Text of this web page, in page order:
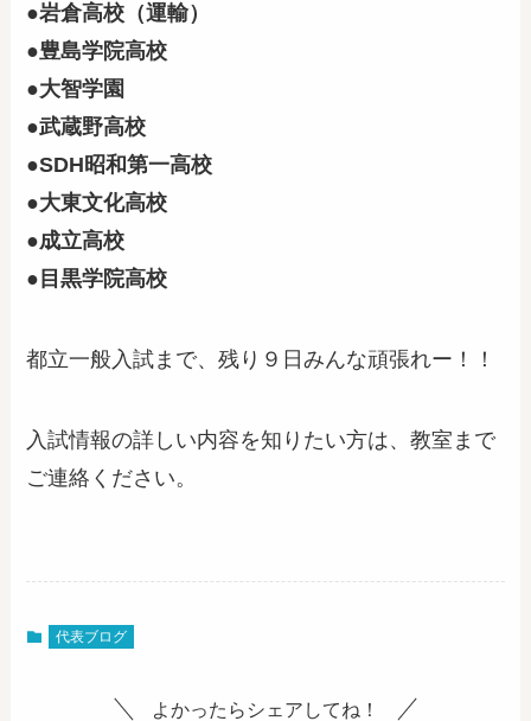
●岩倉高校（運輸）
●豊島学院高校
●大智学園
●武蔵野高校
●SDH昭和第一高校
●大東文化高校
●成立高校
●目黒学院高校
都立一般入試まで、残り９日みんな頑張れー！！
入試情報の詳しい内容を知りたい方は、教室まで
ご連絡ください。
代表ブログ
よかったらシェアしてね！